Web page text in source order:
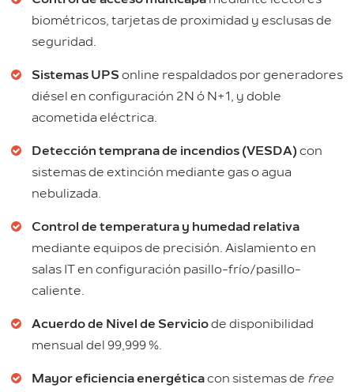
biométricos, tarjetas de proximidad y esclusas de
seguridad.
Sistemas UPS online respaldados por generadores
diésel en configuración 2N ó N+1, y doble
acometida eléctrica.
Detección temprana de incendios (VESDA)con
sistemas de extinción mediante gas o agua
nebulizada.
Control de temperatura y humedad relativa
mediante equipos de precisión. Aislamiento en
salas IT en configuración pasillo-frío/pasillo-
caliente.
Acuerdo de Nivel de Serviciode disponibilidad
mensual del 99,999 %.
Mayor eficiencia energéticacon sistemas de free